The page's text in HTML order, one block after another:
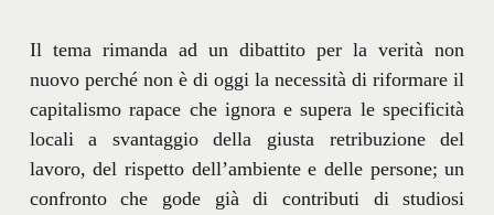
Il tema rimanda ad un dibattito per la verità non
nuovo perché non è di oggi la necessità di riformare il
capitalismo rapace che ignora e supera le specificità
locali a svantaggio della giusta retribuzione del
lavoro, del rispetto dell’ambiente e delle persone; un
confronto che gode già di contributi di studiosi